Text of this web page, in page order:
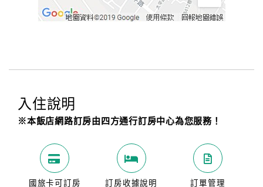
入住說明
※本飯店網路訂房由四方通行訂房中心為您服務！
國旅卡可訂房 訂房收據說明 訂單管理